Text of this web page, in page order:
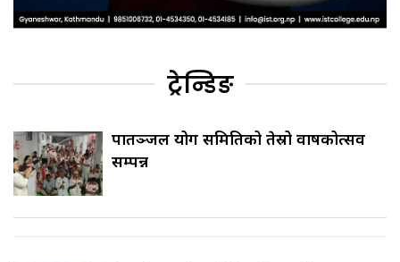
ट्रेन्डिङ
पातञ्जल योग समितिको तेस्रो वार्षिकोत्सव
सम्पन्न